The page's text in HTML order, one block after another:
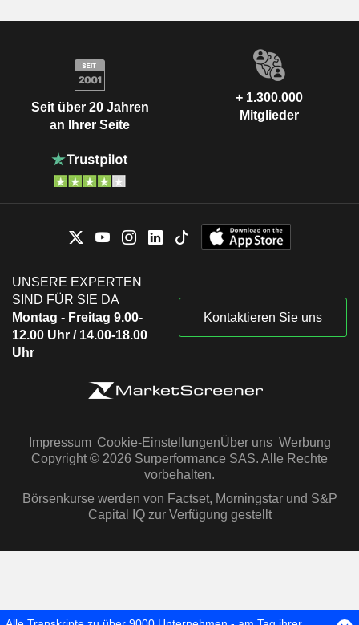
Seit über 20 Jahren
an Ihrer Seite
+ 1.300.000
Mitglieder
UNSERE EXPERTEN
SIND FÜR SIE DA
Montag - Freitag 9.00-
12.00 Uhr / 14.00-18.00
Uhr
Kontaktieren Sie uns
Impressum Cookie-EinstellungenÜber uns Werbung
Copyright © 2026 Surperformance SAS. Alle Rechte
vorbehalten.
Börsenkurse werden von Factset, Morningstar und S&P
Capital IQ zur Verfügung gestellt